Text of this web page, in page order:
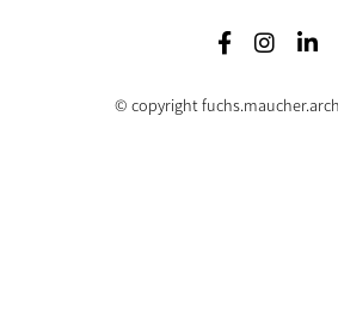
© copyright